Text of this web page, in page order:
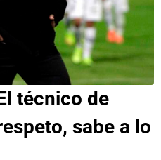
técnico de
sabe a lo